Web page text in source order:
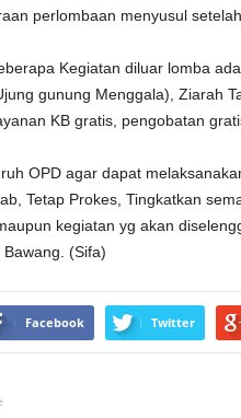
perlombaan menyusul
Kegiatan diluar lomba
gunung Menggala), Ziarah
KB gratis, pengobatan
OPD agar dapat
Tetap Prokes, Tingkatkan
kegiatan yg akan
(Sifa)
Facebook Twitter